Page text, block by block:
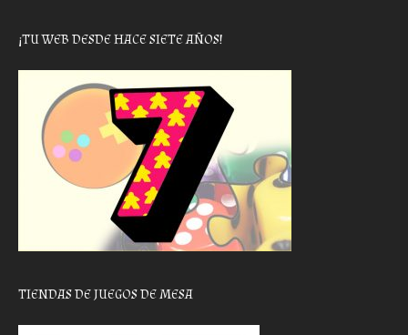
¡TU WEB DESDE HACE SIETE AÑOS!
TIENDAS DE JUEGOS DE MESA